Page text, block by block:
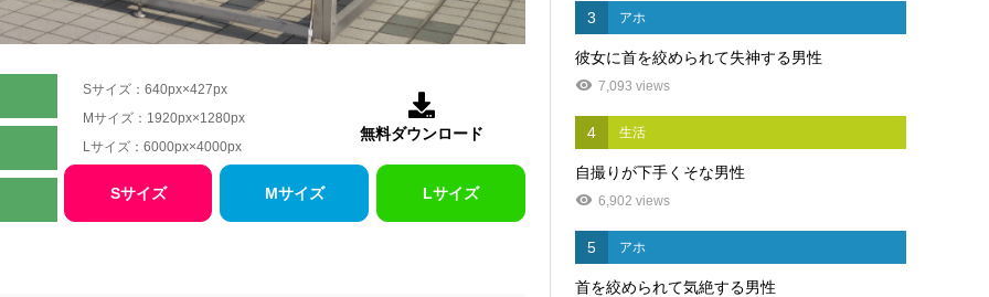
Sサイズ：640px×427px
Mサイズ：1920px×1280px
Lサイズ：6000px×4000px

無料ダウンロード
Sサイズ Mサイズ Lサイズ
3 アホ
彼女に首を絞められて失神する男性
7,093 views
4 生活
自撮りが下手くそな男性
6,902 views
5 アホ
首を絞められて気絶する男性